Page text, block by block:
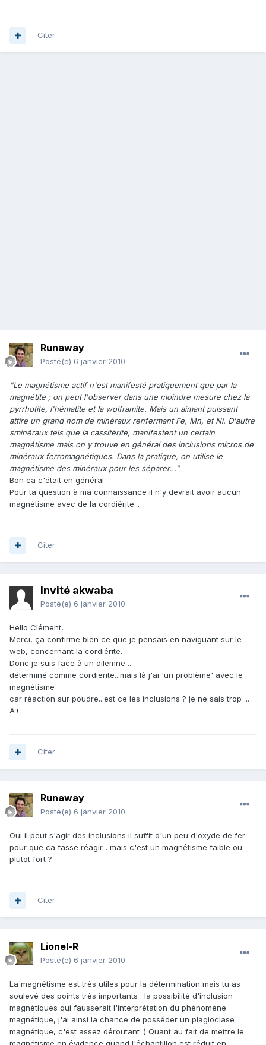
Citer
Runaway
Posté(e) 6 janvier 2010
"Le magnétisme actif n'est manifesté pratiquement que par la
magnétite ; on peut l'observer dans une moindre mesure chez la
pyrrhotite, l'hématite et la wolframite. Mais un aimant puissant
attire un grand nom de minéraux renfermant Fe, Mn, et Ni. D'autre
sminéraux tels que la cassitérite, manifestent un certain
magnétisme mais on y trouve en général des inclusions micros de
minéraux ferromagnétiques. Dans la pratique, on utilise le
magnétisme des minéraux pour les séparer..."
Bon ca c'était en général
Pour ta question à ma connaissance il n'y devrait avoir aucun
magnétisme avec de la cordiérite...
Citer
Invité akwaba
Posté(e) 6 janvier 2010
Hello Clément,
Merci, ça confirme bien ce que je pensais en naviguant sur le
web, concernant la cordiérite.
Donc je suis face à un dilemne ...
déterminé comme cordierite...mais là j'ai 'un problème' avec le
magnétisme
car réaction sur poudre...est ce les inclusions ? je ne sais trop ...
A+
Citer
Runaway
Posté(e) 6 janvier 2010
Oui il peut s'agir des inclusions il suffit d'un peu d'oxyde de fer
pour que ca fasse réagir... mais c'est un magnétisme faible ou
plutot fort ?
Citer
Lionel-R
Posté(e) 6 janvier 2010
La magnétisme est très utiles pour la détermination mais tu as
soulevé des points très importants : la possibilité d'inclusion
magnétiques qui fausserait l'interprétation du phénomène
magnétique, j'ai ainsi la chance de posséder un plagioclase
magnétique, c'est assez déroutant :) Quant au fait de mettre le